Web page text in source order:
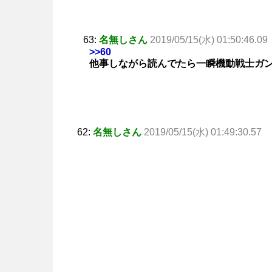
63: 名無しさん 2019/05/15(水) 01:50:46.09
>>60
他事しながら読んでたら一瞬機動戦士ガ
62: 名無しさん 2019/05/15(水) 01:49:30.57